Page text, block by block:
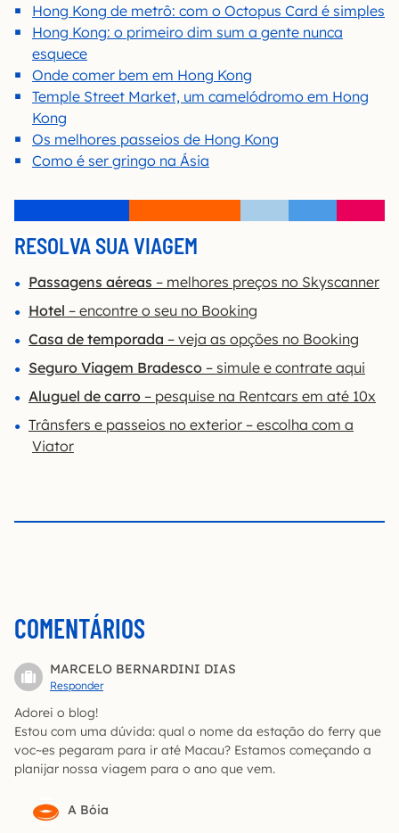
Hong Kong de metrô: com o Octopus Card é simples
Hong Kong: o primeiro dim sum a gente nunca
esquece
Onde comer bem em Hong Kong
Temple Street Market, um camelódromo em Hong
Kong
Os melhores passeios de Hong Kong
Como é ser gringo na Ásia
RESOLVA SUA VIAGEM
Passagens aéreas – melhores preços no Skyscanner
Hotel – encontre o seu no Booking
Casa de temporada – veja as opções no Booking
Seguro Viagem Bradesco – simule e contrate aqui
Aluguel de carro – pesquise na Rentcars em até 10x
Trânsfers e passeios no exterior – escolha com a
Viator
COMENTÁRIOS
MARCELO BERNARDINI DIAS
Responder
Adorei o blog!
Estou com uma dúvida: qual o nome da estação do ferry que
voc~es pegaram para ir até Macau? Estamos começando a
planijar nossa viagem para o ano que vem.
A Bóia